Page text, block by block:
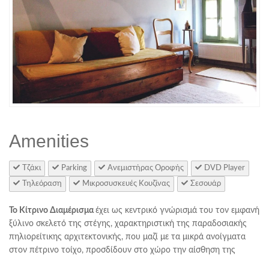
Amenities
Τζάκι Parking Aνεμιστήρας Οροφής
DVD Player
Τηλεόραση
Μικροσυσκευές Κουζίνας Σεσουάρ
Το Κίτρινο Διαμέρισμαέχει ως κεντρικό γνώρισμά του τον εμφανή
ξύλινο σκελετό της στέγης, χαρακτηριστική της παραδοσιακής
πηλιορείτικης αρχιτεκτονικής, που μαζί με τα μικρά ανοίγματα
στον πέτρινο τοίχο, προσδίδουν στο χώρο την αίσθηση της